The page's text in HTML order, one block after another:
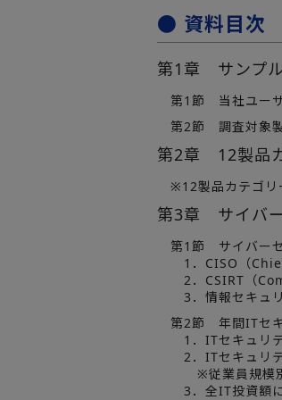
● 資料目次
第1章 サンプ
第1節 当社ユーザ
第2節 調査対象製
第2章 12製品
※12製品カテゴリ
第3章 サイバー
第1節 サイバーセ
1．CISO（Chief
2．CSIRT（
3．情報セキュリ
第2節 年間ITセキ
1．ITセキュリテ
2．ITセキュリテ
※従業員規模別
3．全IT投資額に